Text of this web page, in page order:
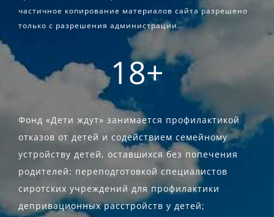
частичное копирование материалов сайта разрешено
только с разрешения администрации.
18+
Фонд «Дети ждут» занимается профилактикой
отказов от детей и содействием семейному
устройству детей, оставшихся без попечения
родителей: переподготовкой специалистов
сиротских учреждений для профилактики
депривационных расстройств у детей;